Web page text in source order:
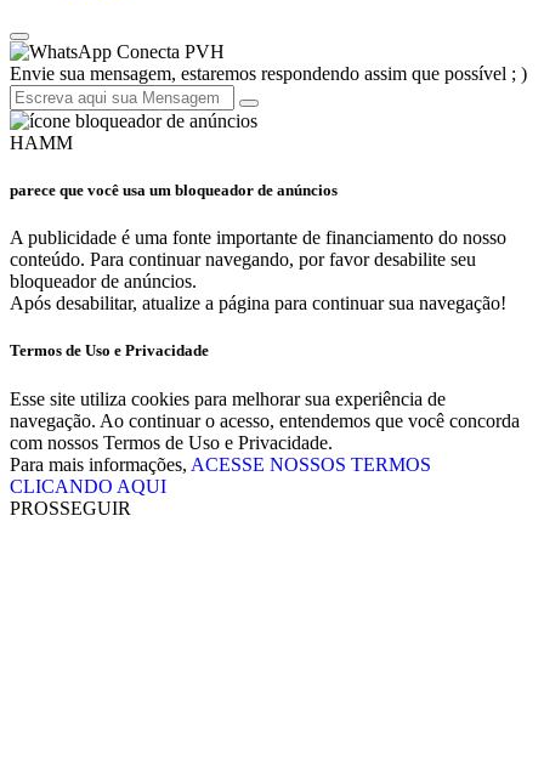
Conecta PVH
Envie sua mensagem, estaremos respondendo assim que possível ; )
HAMM
parece que você usa um bloqueador de anúncios
A publicidade é uma fonte importante de financiamento do nosso
conteúdo. Para continuar navegando, por favor desabilite seu
bloqueador de anúncios.
Após desabilitar, atualize a página para continuar sua navegação!
Termos de Uso e Privacidade
Esse site utiliza cookies para melhorar sua experiência de
navegação. Ao continuar o acesso, entendemos que você concorda
com nossos Termos de Uso e Privacidade.
Para mais informações, ACESSE NOSSOS TERMOS
CLICANDO AQUI
PROSSEGUIR